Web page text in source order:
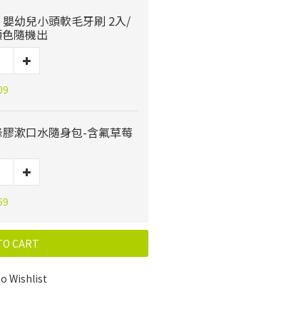
嬰幼兒小頭軟毛牙刷 2入/
隨機出
漱口水隨身包-含氟草莓
CART
Wishlist